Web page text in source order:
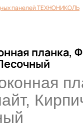
панелей ТЕХНОНИКОЛЬ
планка,